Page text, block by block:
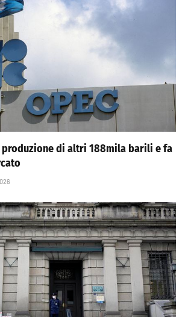
produzione di altri 188mila barili e fa